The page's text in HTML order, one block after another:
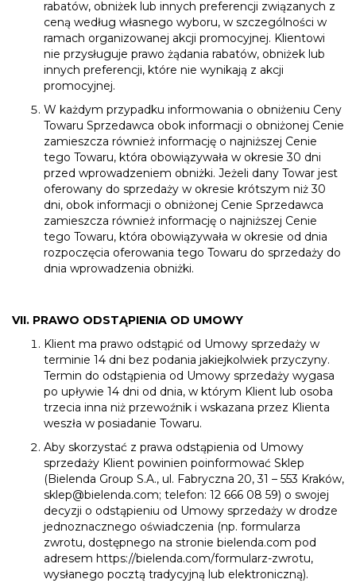
rabatów, obniżek lub innych preferencji związanych z
ceną według własnego wyboru, w szczególności w
ramach organizowanej akcji promocyjnej. Klientowi
nie przysługuje prawo żądania rabatów, obniżek lub
innych preferencji, które nie wynikają z akcji
promocyjnej.
W każdym przypadku informowania o obniżeniu Ceny
Towaru Sprzedawca obok informacji o obniżonej Cenie
zamieszcza również informację o najniższej Cenie
tego Towaru, która obowiązywała w okresie 30 dni
przed wprowadzeniem obniżki. Jeżeli dany Towar jest
oferowany do sprzedaży w okresie krótszym niż 30
dni, obok informacji o obniżonej Cenie Sprzedawca
zamieszcza również informację o najniższej Cenie
tego Towaru, która obowiązywała w okresie od dnia
rozpoczęcia oferowania tego Towaru do sprzedaży do
dnia wprowadzenia obniżki.
VII. PRAWO ODSTĄPIENIA OD UMOWY
Klient ma prawo odstąpić od Umowy sprzedaży w
terminie 14 dni bez podania jakiejkolwiek przyczyny.
Termin do odstąpienia od Umowy sprzedaży wygasa
po upływie 14 dni od dnia, w którym Klient lub osoba
trzecia inna niż przewoźnik i wskazana przez Klienta
weszła w posiadanie Towaru.
Aby skorzystać z prawa odstąpienia od Umowy
sprzedaży Klient powinien poinformować Sklep
(Bielenda Group S.A., ul. Fabryczna 20, 31 – 553 Kraków,
sklep@bielenda.com; telefon: 12 666 08 59) o swojej
decyzji o odstąpieniu od Umowy sprzedaży w drodze
jednoznacznego oświadczenia (np. formularza
zwrotu, dostępnego na stronie bielenda.com pod
adresem https://bielenda.com/formularz-zwrotu,
wysłanego pocztą tradycyjną lub elektroniczną).